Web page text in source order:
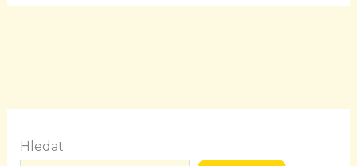
Hledat